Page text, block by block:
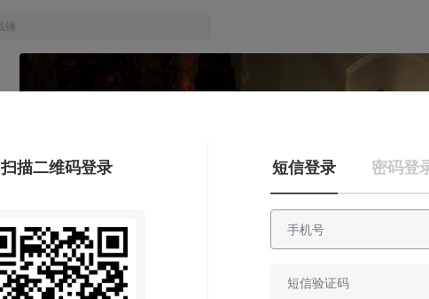
知识挖掘机
《黑暗之魂》这段经典的鬼
扫描二维码登录 短信登录 密码登